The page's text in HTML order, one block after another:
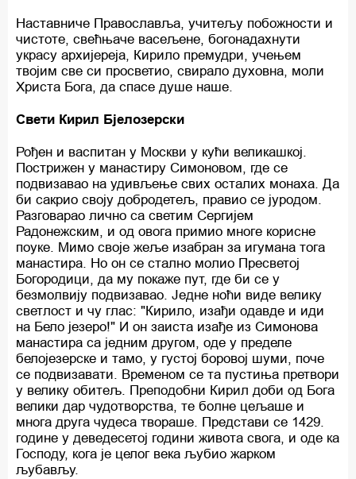
Наставниче Православља, учитељу побожности и
чистоте, свећњаче васељене, богонадахнути
украсу архијереја, Кирило премудри, учењем
твојим све си просветио, свирало духовна, моли
Христа Бога, да спасе душе наше.
Свети Кирил Бјелозерски
Рођен и васпитан у Москви у кући великашкој.
Пострижен у манастиру Симоновом, где се
подвизавао на удивљење свих осталих монаха. Да
би сакрио своју добродетељ, правио се јуродом.
Разговарао лично са светим Сергијем
Радонежским, и од овога примио многе корисне
поуке. Мимо своје жеље изабран за игумана тога
манастира. Но он се стално молио Пресветој
Богородици, да му покаже пут, где би се у
безмолвију подвизавао. Једне ноћи виде велику
светлост и чу глас: "Кирило, изађи одавде и иди
на Бело језеро!" И он заиста изађе из Симонова
манастира са једним другом, оде у пределе
белојезерске и тамо, у густој боровој шуми, поче
се подвизавати. Временом се та пустиња претвори
у велику обитељ. Преподобни Кирил доби од Бога
велики дар чудотворства, те болне цељаше и
многа друга чудеса твораше. Представи се 1429.
године у деведесетој години живота свога, и оде ка
Господу, кога је целог века љубио жарком
љубављу.